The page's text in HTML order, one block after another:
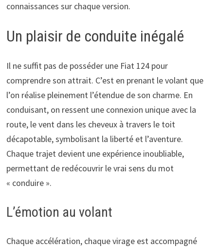
connaissances sur chaque version.
Un plaisir de conduite inégalé
Il ne suffit pas de posséder une Fiat 124 pour
comprendre son attrait. C’est en prenant le volant que
l’on réalise pleinement l’étendue de son charme. En
conduisant, on ressent une connexion unique avec la
route, le vent dans les cheveux à travers le toit
décapotable, symbolisant la liberté et l’aventure.
Chaque trajet devient une expérience inoubliable,
permettant de redécouvrir le vrai sens du mot
« conduire ».
L’émotion au volant
Chaque accélération, chaque virage est accompagné